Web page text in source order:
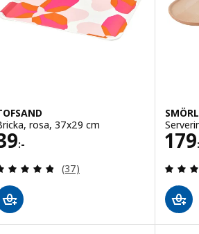
rosa, 37x29 cm
:- 39:-
Recensera: 4.8 utav 5
(37)
179